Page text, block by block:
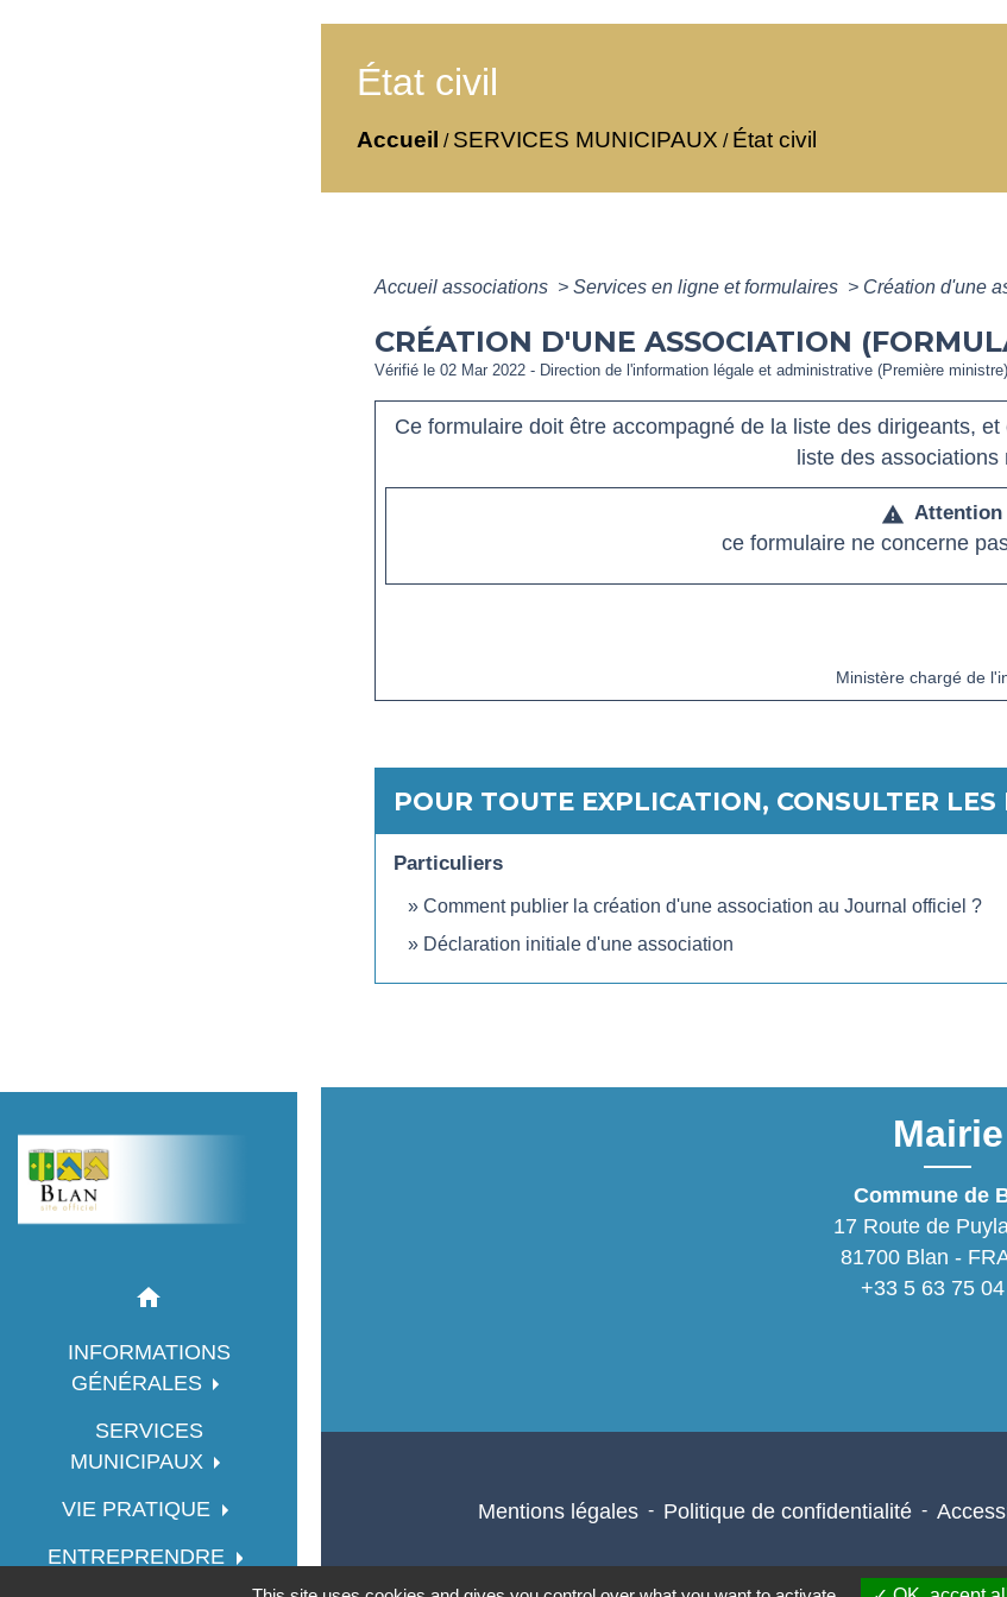
home
INFORMATIONS
GÉNÉRALES
SERVICES
MUNICIPAUX
VIE PRATIQUE
ENTREPRENDRE
État civil
Accueil / SERVICES MUNICIPAUX / État civil
Accueil associations > Services en ligne et formulaires > Création d'une
CRÉATION D'UNE ASSOCIATION
Vérifié le 02 Mar 2022 - Direction de l'information légale et administrative (Première ministre)
Ce formulaire doit être accompagné de la liste des dirigeants,
liste des associations
warning Attention
ce formulaire ne concerne
Ministère chargé de
POUR TOUTE EXPLICATION, CONSULTER LES
Particuliers
Comment publier la création d'une association au Journal officiel ?
Déclaration initiale d'une association
Mairie
Commune de
17 Route de
81700 Blan -
+33 5 63 75
Mentions légales - Politique de confidentialité -